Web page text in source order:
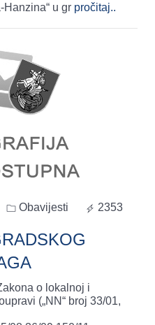
u gr pročitaj..
Obavijesti 2353
o lokalnoj i
(„NN“ broj 33/01,